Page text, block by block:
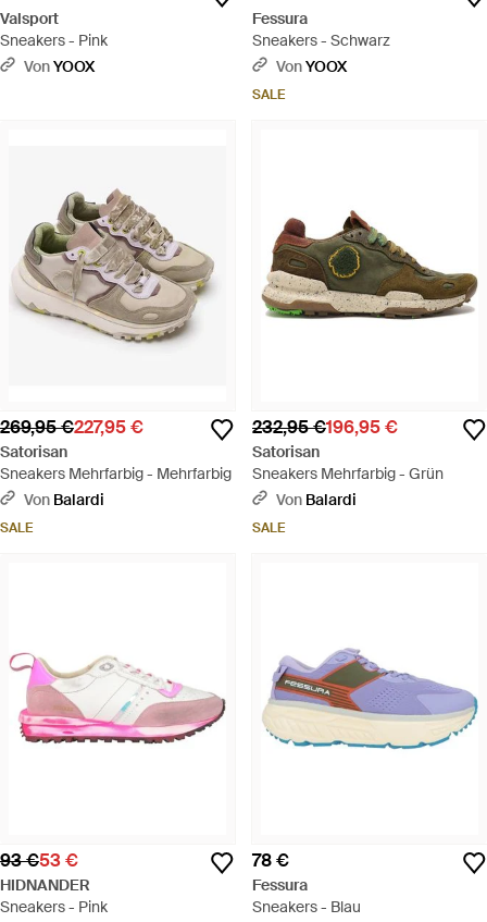
Valsport
Sneakers - Pink
VonYOOX
Fessura
Sneakers - Schwarz
VonYOOX
SALE
269,95 €227,95 €
Satorisan
Sneakers Mehrfarbig - Mehrfarbig
Von Balardi
SALE
232,95 €196,95 €
Satorisan
Sneakers Mehrfarbig - Grün
Von Balardi
SALE
93 €53 €
HIDNANDER
Sneakers - Pink
78 €
Fessura
Sneakers - Blau